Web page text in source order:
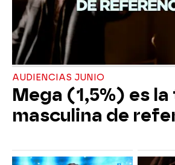
AUDIENCIAS JUNIO
Mega (1,5%) es
masculina de